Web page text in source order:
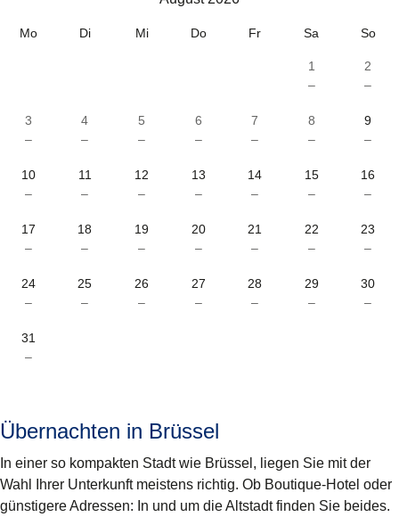
Mo Di Mi Do Fr Sa So
1
–
2
–
3
–
4
–
5
–
6
–
7
–
8
–
9
–
10
–
11
–
12
–
13
–
14
–
15
–
16
–
17
–
18
–
19
–
20
–
21
–
22
–
23
–
24
–
25
–
26
–
27
–
28
–
29
–
30
–
31
–
Übernachten in Brüssel
In einer so kompakten Stadt wie Brüssel, liegen Sie mit der
Wahl Ihrer Unterkunft meistens richtig. Ob Boutique-Hotel oder
günstigere Adressen: In und um die Altstadt finden Sie beides.